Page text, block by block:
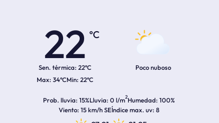
22
ºC
Sen. térmica: 22ºC
34ºC 22ºC
Poco nuboso
Prob. lluvia 15%Lluvia 0 l/m2Humedad 100%
Viento 15 km/h SEÍndice max. uv 8